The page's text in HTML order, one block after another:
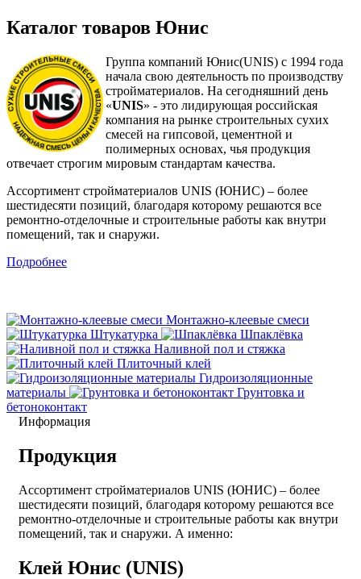
Каталог товаров Юнис
Группа компаний Юнис(UNIS) с 1994 года
начала свою деятельность по производству
стройматериалов. На сегодняшний день
«UNIS» - это лидирующая российская
компания на рынке строительных сухих
смесей на гипсовой, цементной и
полимерных основах, чья продукция
отвечает строгим мировым стандартам качества.
Ассортимент стройматериалов UNIS (ЮНИС) – более
шестидесяти позиций, благодаря которому решаются все
ремонтно-отделочные и строительные работы как внутри
помещений, так и снаружи.
Подробнее
Монтажно-клеевые смеси
Штукатурка
Шпаклёвка
Наливной пол и стяжка
Плиточный клей
Гидроизоляционные
материалы
Грунтовка и
бетоноконтакт
Информация
Продукция
Ассортимент стройматериалов UNIS (ЮНИС) – более
шестидесяти позиций, благодаря которому решаются все
ремонтно-отделочные и строительные работы как внутри
помещений, так и снаружи. А именно:
Клей Юнис (UNIS)